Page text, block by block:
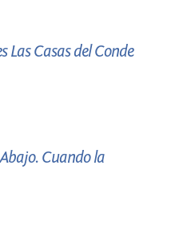
Las Casas del Conde
Cuando la